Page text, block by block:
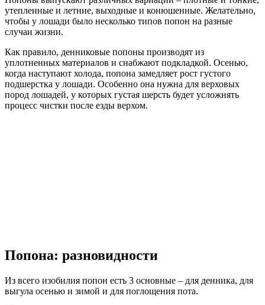
утепленные и летние, выходные и конюшенные. Желательно,
чтобы у лошади было несколько типов попон на разные
случаи жизни.
Как правило, денниковые попоны производят из
уплотненных материалов и снабжают подкладкой. Осенью,
когда наступают холода, попона замедляет рост густого
подшерстка у лошади. Особенно она нужна для верховых
пород лошадей, у которых густая шерсть будет усложнять
процесс чистки после езды верхом.
Попона: разновидности
Из всего изобилия попон есть 3 основные – для денника, для
выгула осенью и зимой и для поглощения пота.